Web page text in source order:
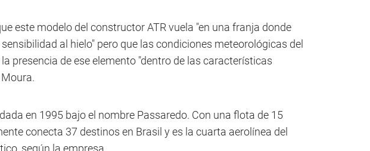
este modelo del constructor ATR vuela "en una franja donde
al hielo" pero que las condiciones meteorológicas del
presencia de ese elemento "dentro de las características
en 1995 bajo el nombre Passaredo. Con una flota de 15
conecta 37 destinos en Brasil y es la cuarta aerolínea del